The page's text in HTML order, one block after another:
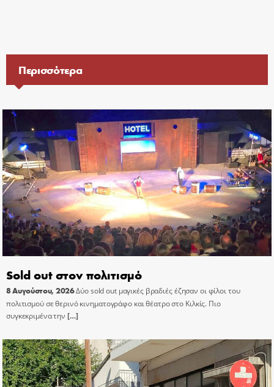
Περισσότερα
Sold out στον πολιτισμό
8 Αυγούστου, 2026Δύο sold out μαγικές βραδιές έζησαν οι φίλοι του
πολιτισμού σε θερινό κινηματογράφο και θέατρο στο Κιλκίς. Πιο
συγκεκριμένα την […]